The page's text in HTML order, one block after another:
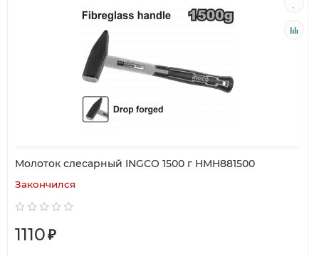
Молоток слесарный INGCO 1500 г HMH881500
Закончился
1110₽